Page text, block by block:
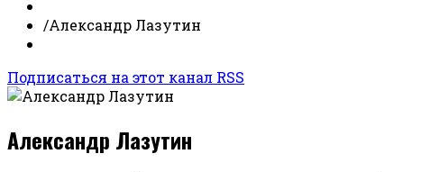
/Александр Лазутин
Подписаться на этот канал RSS
Александр Лазутин